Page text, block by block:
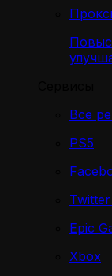
Все
PS5
Epic
Xbox